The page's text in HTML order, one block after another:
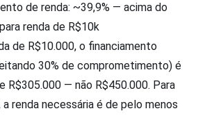
de renda: ~39,9% — acima do
renda de R$10k
de R$10.000, o financiamento
30% de comprometimento) é
R$305.000 — não R$450.000. Para
a renda necessária é de pelo menos